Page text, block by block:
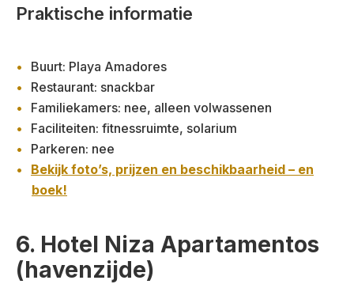
Praktische informatie
Buurt: Playa Amadores
Restaurant: snackbar
Familiekamers: nee, alleen volwassenen
Faciliteiten: fitnessruimte, solarium
Parkeren: nee
Bekijk foto’s, prijzen en beschikbaarheid – en
boek!
6. Hotel Niza Apartamentos
(havenzijde)